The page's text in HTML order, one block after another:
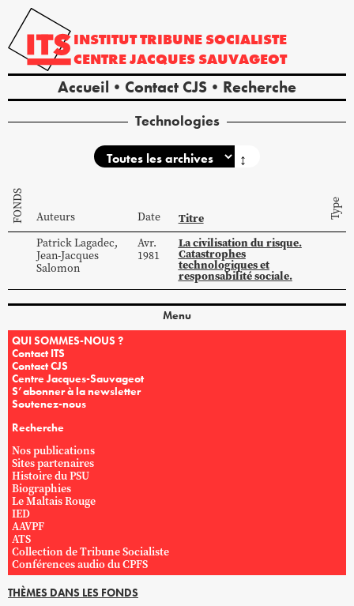
INSTITUTTRIBUNE SOCIALISTE
CENTREJACQUES SAUVAGEOT
Accueil Contact CJS Recherche
Technologies
↕
FONDS Auteurs Date Titre Type
PatrickLagadec,
Jean-Jacques
Salomon
Avr.
1981
La civilisation du risque.
Catastrophes
technologiques et
responsabilité sociale.
Menu
QUI SOMMES-NOUS ?
Contact ITS
Contact CJS
Centre Jacques-Sauvageot
S’abonner à la newsletter
Soutenez-nous
Recherche
Nos publications
Sites partenaires
Histoire du PSU
Biographies
Le Maltais Rouge
IED
AAVPF
ATS
Collection de Tribune Socialiste
Conférences audio du CPFS
THÈMES DANS LES FONDS